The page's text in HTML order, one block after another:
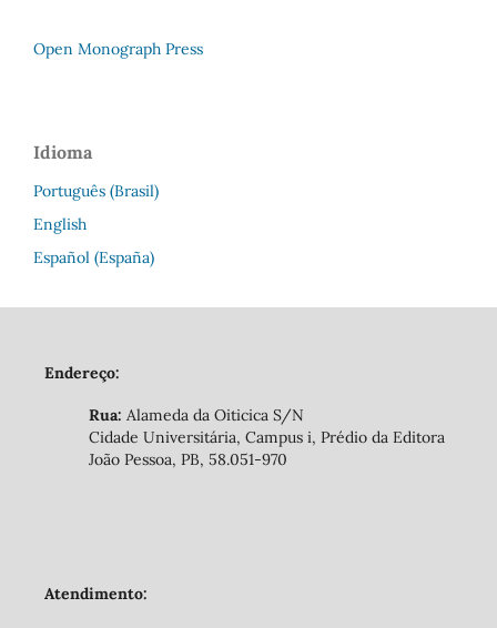
Open Monograph Press
Idioma
Português (Brasil)
English
Español (España)
Endereço:
Rua: Alameda da Oiticica S/N
Cidade Universitária, Campus i, Prédio da Editora
João Pessoa, PB, 58.051-970
Atendimento: